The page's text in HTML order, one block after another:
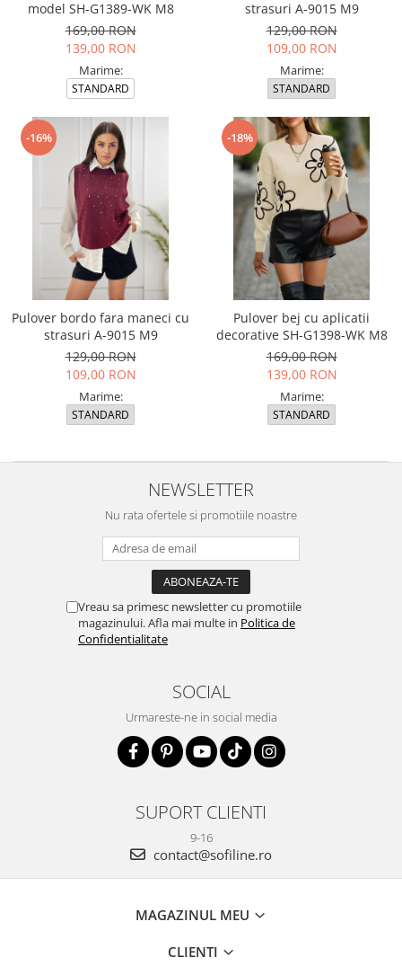
model SH-G1389-WK M8
169,00 RON
139,00 RON
Marime:
STANDARD
strasuri A-9015 M9
129,00 RON
109,00 RON
Marime:
STANDARD
-16%
Pulover bordo fara maneci cu
strasuri A-9015 M9
129,00 RON
109,00 RON
Marime:
STANDARD
-18%
Pulover bej cu aplicatii
decorative SH-G1398-WK M8
169,00 RON
139,00 RON
Marime:
STANDARD
NEWSLETTER
Nu rata ofertele si promotiile noastre
Vreau sa primesc newsletter cu promotiile
magazinului. Afla mai multe in Politica de
Confidentialitate
SOCIAL
Urmareste-ne in social media
SUPORT CLIENTI
9-16
contact@sofiline.ro
MAGAZINUL MEU
CLIENTI